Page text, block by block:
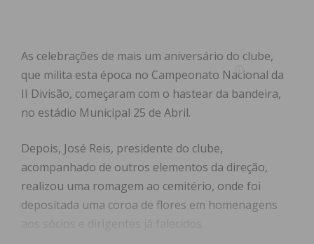
As celebrações de mais um aniversário do clube,
que milita esta época no Campeonato Nacional da
II Divisão, começaram com o hastear da bandeira,
no estádio Municipal 25 de Abril.
Depois, José Reis, presidente do clube,
acompanhado de outros elementos da direção,
realizou uma romagem ao cemitério, onde foi
depositada uma coroa de flores em homenagens
aos sócios e dirigentes já falecidos.